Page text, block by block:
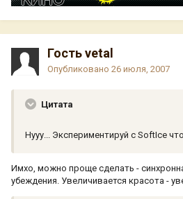
Гость vetal
Опубликовано 26 июля, 2007
Цитата
Нууу... Экспериментируй с SoftIce
Имхо, можно проще сделать -
убеждения. Увеличивается красота -